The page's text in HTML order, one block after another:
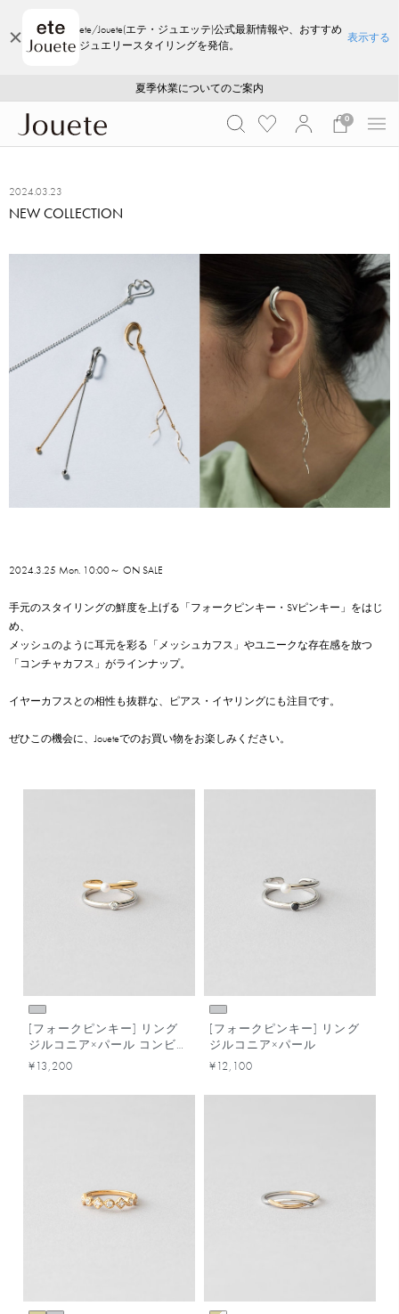
ete/Jouete(エテ・ジュエッテ)公式最新情報や、おすすめ
ジュエリースタイリングを発信。
表示する
採用のご案内
ご注文いただいたお品物のお届け状況について
夏季休業についてのご案内
WEB LIMITED ITEMS >>
採用のご案内
ご注文いただいたお品物のお届け状況について
0
2024.03.23
NEW COLLECTION
2024.3.25 Mon. 10:00～ ON SALE
手元のスタイリングの鮮度を上げる「フォークピンキー・SVピンキー」をはじ
め、
メッシュのように耳元を彩る「メッシュカフス」やユニークな存在感を放つ
「コンチャカフス」がラインナップ。
イヤーカフスとの相性も抜群な、ピアス・イヤリングにも注目です。
ぜひこの機会に、Joueteでのお買い物をお楽しみください。
[フォークピンキー] リング
ジルコニア×パール コンビカ
ラー
¥13,200
[フォークピンキー] リング
ジルコニア×パール
¥12,100